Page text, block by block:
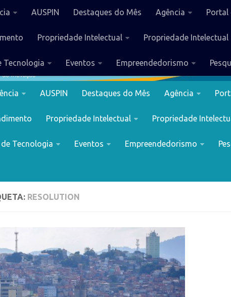
AUSPIN Destaques do Mês Agência Portal
Propriedade Intelectual Propriedade Intelectual
Tecnologia Eventos Empreendedorismo
AUSPIN Destaques do Mês Agência
Propriedade Intelectual Propriedade
Tecnologia Eventos Empreendedorismo
RESOLUTION